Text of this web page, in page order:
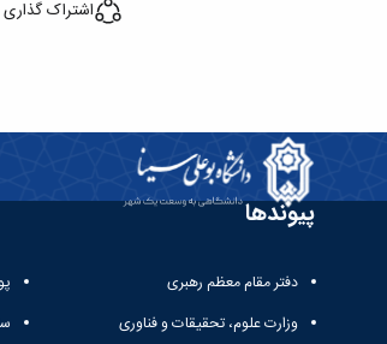
اشتراک گذاری
پیوندها
دفتر مقام معظم رهبری
وزارت علوم، تحقیقات و فناوری